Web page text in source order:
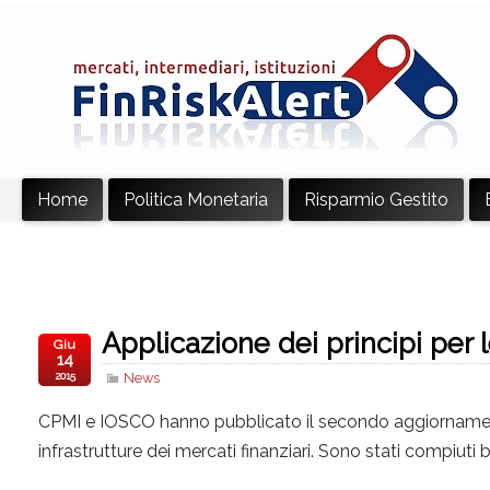
Home Politica Monetaria Risparmio Gestito
Applicazione dei principi per
News
Giu
14
2015
CPMI e IOSCO hanno pubblicato il secondo
infrastrutture dei mercati finanziari. Sono stati compiuti